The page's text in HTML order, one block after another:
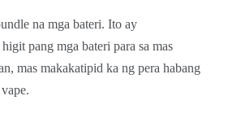
na mga bateri. Ito ay
pang mga bateri para sa mas
mas makakatipid ka ng pera habang